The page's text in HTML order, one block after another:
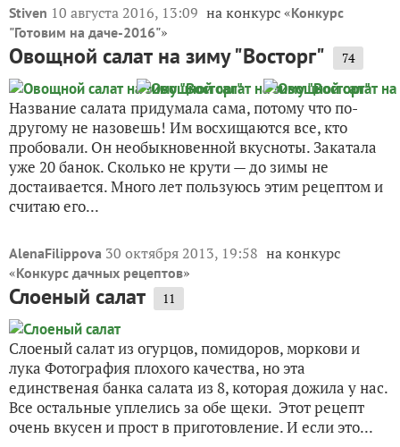
Stiven 10 августа 2016, 13:09 на конкурс «Конкурс
"Готовим на даче-2016"»
Овощной салат на зиму "Восторг" 74
Название салата придумала сама, потому что по-
другому не назовешь! Им восхищаются все, кто
пробовали. Он необыкновенной вкусноты. Закатала
уже 20 банок. Сколько не крути — до зимы не
достаивается. Много лет пользуюсь этим рецептом и
считаю его...
AlenaFilippova 30 октября 2013, 19:58 на конкурс
«Конкурс дачных рецептов»
Слоеный салат 11
Слоеный салат из огурцов, помидоров, моркови и
лука Фотография плохого качества, но эта
единственая банка салата из 8, которая дожила у нас.
Все остальные уплелись за обе щеки. Этот рецепт
очень вкусен и прост в приготовление. И если это...